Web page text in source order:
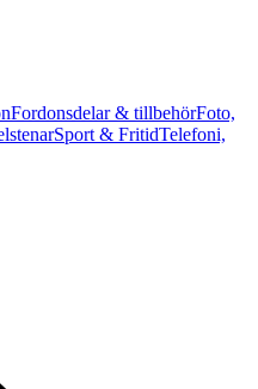
Fordonsdelar & tillbehörFoto,
Sport & FritidTelefoni,